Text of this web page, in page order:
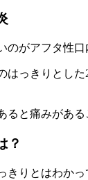
のがアフタ性口
はっきりとし
と痛みがある
？
きりとはわか